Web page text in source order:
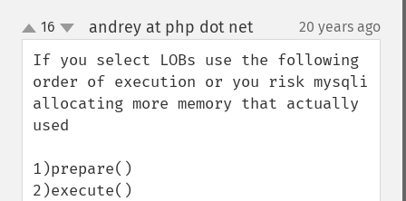
up
down
16 andrey at php dot net¶ 20 years ago
If you select LOBs use the following
order of execution or you risk mysqli
allocating more memory that actually
used
1)prepare()
2)execute()